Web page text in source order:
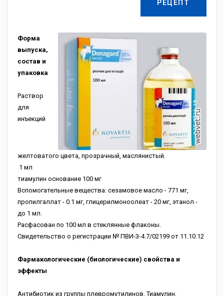
РЕЦЕПТ
Форма
выпуска,
состав и
упаковка
Раствор
для
инъекций
желтоватого цвета, прозрачный, маслянистый.
1 мл
тиамулин основание 100 мг
Вспомогательные вещества: сезамовое масло - 771 мг,
пропилгаллат - 0.1 мг, глицерилмоноолеат - 20 мг, этанол -
до 1 мл.
Расфасован по 100 мл в стеклянные флаконы.
Свидетельство о регистрации № ПВИ-3-4.7/02199 от 11.10.12
Фармакологические (биологические) свойства и
эффекты
Антибиотик из группы плевромутилинов. Тиамулин,